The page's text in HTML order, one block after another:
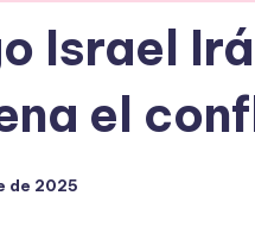
Israel
el
de 2025